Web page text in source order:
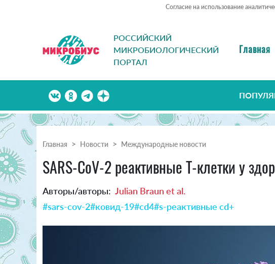
Согласие на использование
РОССИЙСКИЙ
МИКРОБИОЛОГИЧЕСКИЙ
ПОРТАЛ
Главная
Главная Новости Международные новости
SARS-CoV-2 реактивные Т-клетки у
Авторы/авторы: Julian Braun et al.
#sars-cov-2#ковид-19#cd4#s-реактивные cd+